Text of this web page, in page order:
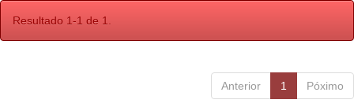
Resultado 1-1 de 1.
Anterior 1 Póximo